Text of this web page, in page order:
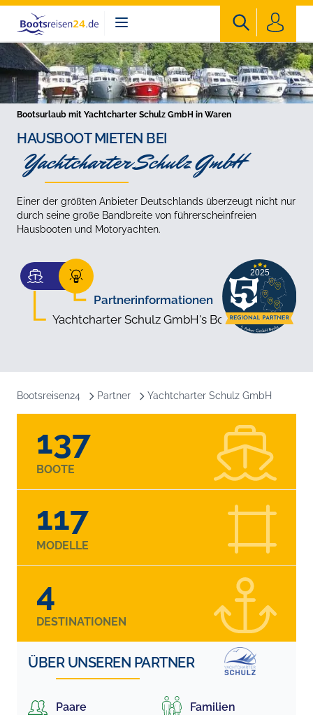
Bootsreisen24
Bootsurlaub mit Yachtcharter Schulz GmbH in Waren
HAUSBOOT MIETEN BEI
Yachtcharter Schulz GmbH
Einer der größten Anbieter Deutschlands überzeugt nicht nur
durch seine große Bandbreite von führerscheinfreien
Hausbooten und Motoryachten.
Partnerinformationen
Yachtcharter Schulz GmbH's Boote
Bootsreisen24 Partner Yachtcharter Schulz GmbH
137
BOOTE
117
MODELLE
4
DESTINATIONEN
ÜBER UNSEREN PARTNER
Paare Familien